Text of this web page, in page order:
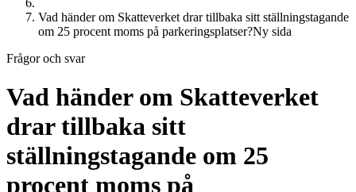
Vad händer om Skatteverket drar tillbaka sitt ställningstagande
om 25 procent moms på parkeringsplatser?Ny sida
Frågor och svar
Vad händer om Skatteverket
drar tillbaka sitt
ställningstagande om 25
procent moms på